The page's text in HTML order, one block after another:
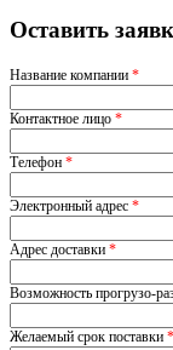
Оставить
Название компании *
Контактное лицо *
Телефон *
Электронный адрес *
Адрес доставки *
Возможность прогрузо-
Желаемый срок поставки *